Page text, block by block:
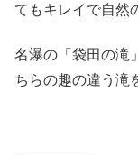
てもキレイで自然
名瀑の「袋田の滝
ちらの趣の違う滝